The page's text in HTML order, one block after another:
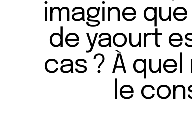
imagine
de yaourt
cas ? À
le